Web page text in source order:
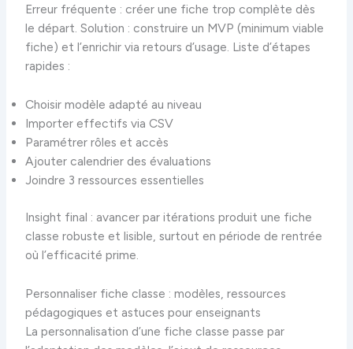
Erreur fréquente : créer une fiche trop complète dès
le départ. Solution : construire un MVP (minimum viable
fiche) et l’enrichir via retours d’usage. Liste d’étapes
rapides :
Choisir modèle adapté au niveau
Importer effectifs via CSV
Paramétrer rôles et accès
Ajouter calendrier des évaluations
Joindre 3 ressources essentielles
Insight final : avancer par itérations produit une fiche
classe robuste et lisible, surtout en période de rentrée
où l’efficacité prime.
Personnaliser fiche classe : modèles, ressources
pédagogiques et astuces pour enseignants
La personnalisation d’une fiche classe passe par